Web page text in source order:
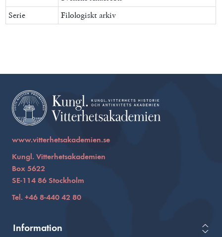
Serie
Filologiskt arkiv
www.vitterhetsakademien.se
Kungl. Vitterhetsakademien
Box 5622
SE-114 86 Stockholm
Tel. +46 8-440 42 80
Information